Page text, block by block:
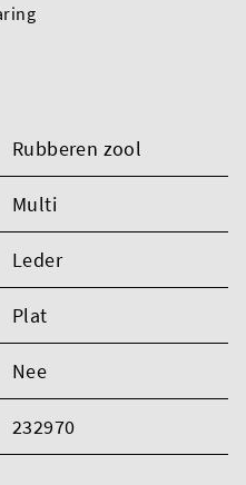
Rubberen zool
Multi
Leder
Plat
Nee
232970